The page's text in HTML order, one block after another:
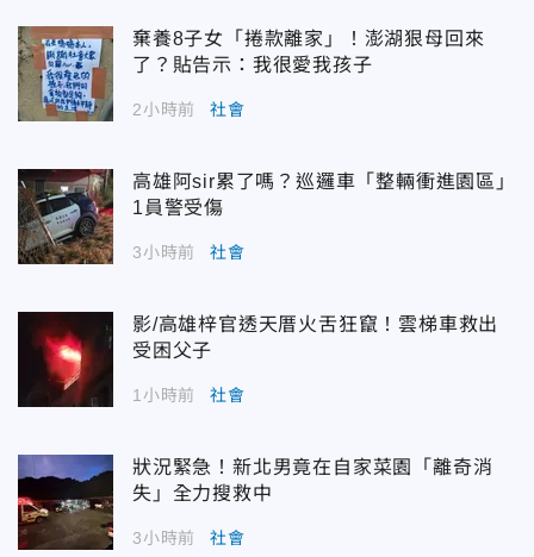
棄養8子女「捲款離家」！澎湖狠母回來
了？貼告示：我很愛我孩子
2小時前 社會
高雄阿sir累了嗎？巡邏車「整輛衝進園區」
1員警受傷
3小時前 社會
影/高雄梓官透天厝火舌狂竄！雲梯車救出
受困父子
1小時前 社會
狀況緊急！新北男竟在自家菜園「離奇消
失」全力搜救中
3小時前 社會